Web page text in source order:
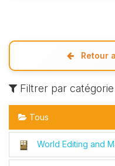
Retour
Filtrer par catégorie
Tous
World Editing and